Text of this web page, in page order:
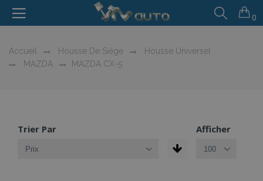
0
Accueil Housse De Siège
Housse Universel
MAZDA
MAZDA CX-5
Trier Par Afficher